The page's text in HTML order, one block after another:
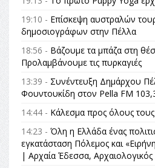
19:10 - Επίσκεψη αυστραλών
δημοσιογράφων στην Πέλλα
18:56 - Βάζουμε τα μπάζα στη
Προλαμβάνουμε τις πυρκαγιές
13:39 - Συνέντευξη Δημάρχου
Φουντουκίδη στον Pella FM
14:44 - Κάλεσμα προς όλους
14:23 - Όλη η Ελλάδα ένας
εγκατάσταση Πόλεμος και
| Αρχαία Έδεσσα,